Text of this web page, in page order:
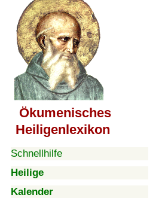
Ökumenisches
Heiligenlexikon
Schnellhilfe
Heilige
Kalender